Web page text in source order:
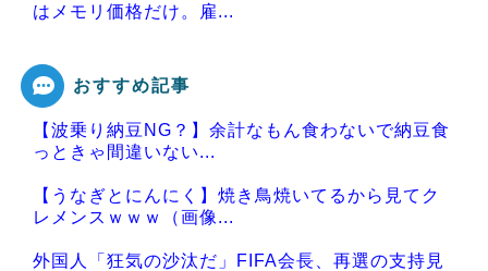
はメモリ価格だけ。雇...
Powered by livedoor 相互RSS
おすすめ記事
【波乗り納豆NG？】余計なもん食わないで納豆食
っときゃ間違いない...
【うなぎとにんにく】焼き鳥焼いてるから見てク
レメンスｗｗｗ（画像...
外国人「狂気の沙汰だ」FIFA会長、再選の支持見